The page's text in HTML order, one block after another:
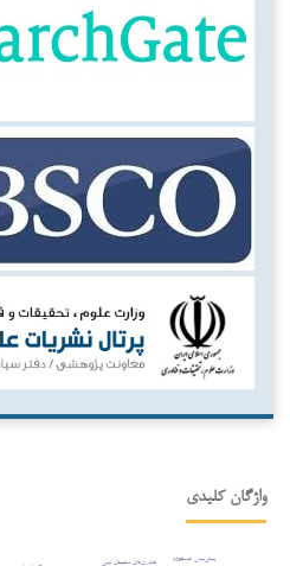
واژگان کلیدی
فناوری‌های دیجیتال نوین پیش‌بینی قیمتxbrl